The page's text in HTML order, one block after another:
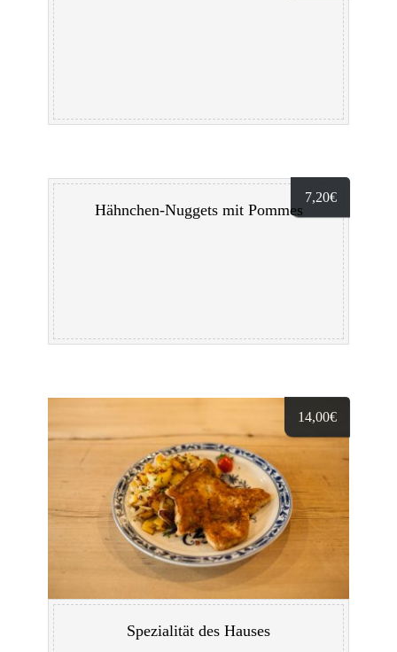
7,20€
Hähnchen-Nuggets mit Pommes
14,00€
Spezialität des Hauses